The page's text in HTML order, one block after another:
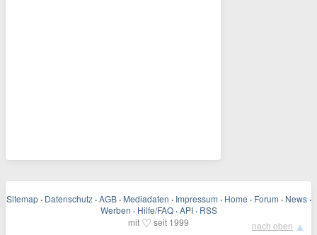
Sitemap · Datenschutz · AGB · Mediadaten · Impressum · Home · Forum · News ·
Werben · Hilfe/FAQ · API · RSS
mit ♡ seit 1999 nach oben ▲